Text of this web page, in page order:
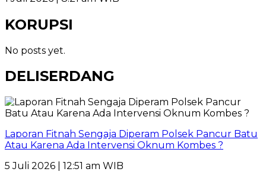
KORUPSI
No posts yet.
DELISERDANG
Laporan Fitnah Sengaja Diperam Polsek Pancur Batu
Atau Karena Ada Intervensi Oknum Kombes ?
5 Juli 2026 | 12:51 am WIB